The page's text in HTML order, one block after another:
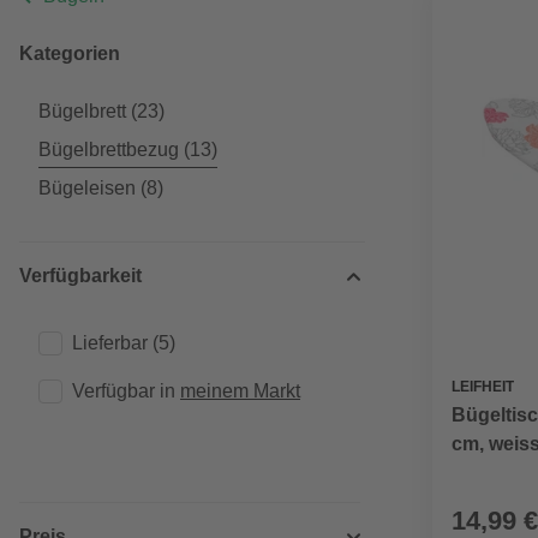
Kategorien
Bügelbrett (23)
Bügelbrettbezug (13)
Bügeleisen (8)
Verfügbarkeit
Lieferbar (5)
Verfügbar in meinem Markt LEIFHEIT
cm,
14,99 €